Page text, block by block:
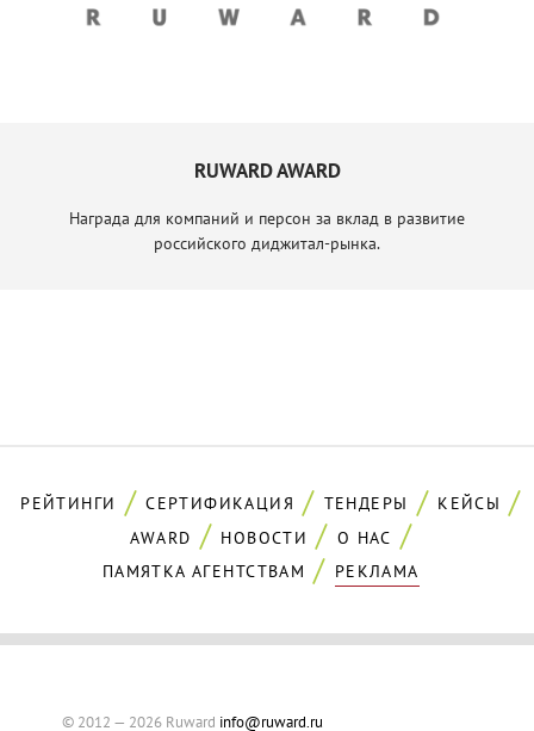
RUWARD AWARD
Награда для компаний и персон за вклад в развитие
российского диджитал-рынка.
РЕЙТИНГИ СЕРТИФИКАЦИЯ ТЕНДЕРЫ
КЕЙСЫ
AWARD
НОВОСТИ
О НАС
ПАМЯТКА АГЕНТСТВАМ
РЕКЛАМА
© 2012 — 2026 Ruward info@ruward.ru